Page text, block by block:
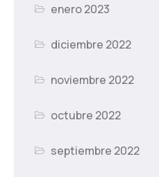
enero 2023
diciembre 2022
noviembre 2022
octubre 2022
septiembre 2022